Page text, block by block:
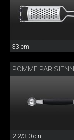
33 cm
2.2/3.0 cm